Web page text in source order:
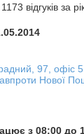
відгуків за
97, офіс 5
Нової
з 08:00 до